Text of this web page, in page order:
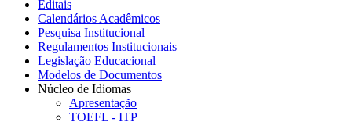
Editais
Calendários Acadêmicos
Pesquisa Institucional
Regulamentos Institucionais
Legislação Educacional
Modelos de Documentos
Núcleo de Idiomas
Apresentação
TOEFL - ITP